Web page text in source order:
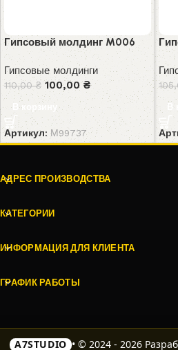
Гипсовый молдинг M006
Гипсовые молдинги
110,00₴ 100,00₴
В корзину
Артикул: М99737
В
АДРЕС ПРОИЗВОДСТВА
КАТЕГОРИИ
ИНФОРМАЦИЯ ДЛЯ КЛИЕНТА
ГРАФИК РАБОТЫ
A7STUDIO • © 2024 - 2026